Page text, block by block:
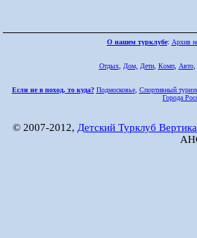
О нашем турклубе: Архив
Отдых, Дом, Дети, Комп, Авто,
Если не в поход, то куда? Подмосковье, Спортивный
Города
© 2007-2012, Детский Турклуб